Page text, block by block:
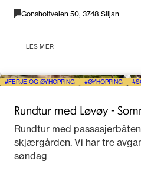
Gonsholtveien 50, 3748 Siljan
LES MER
FERJE OG ØYHOPPING ØYHOPPING
Rundtur med Løvøy -
Rundtur med
skjærgården. Vi har tre
søndag